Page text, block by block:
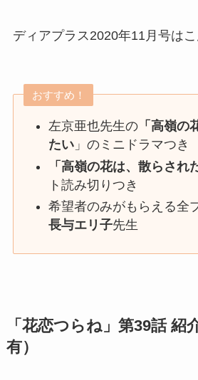
ディアプラス2020年11月号はこ
おすすめ！
左京亜也先生の 「高嶺の
たい 」のミニドラマつき
「高嶺の花は、散らされ
ト読み切りつき
希望者のみがもらえる全
長与エリ子先生
「花恋つらね」第39話 紹
有）